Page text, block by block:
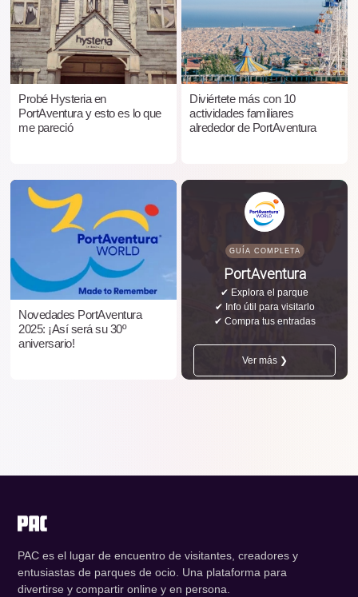
Probé Hysteria en
PortAventura y esto es lo que
me pareció
Diviértete más con 10
actividades familiares
alrededor de PortAventura
Novedades PortAventura
2025: ¡Así será su 30º
aniversario!
GUÍA COMPLETA
PortAventura
✔ Explora el parque
✔ Info útil para visitarlo
✔ Compra tus entradas
Ver más ❯
PAC es el lugar de encuentro de visitantes, creadores y
entusiastas de parques de ocio. Una plataforma para
divertirse y compartir online y en persona.